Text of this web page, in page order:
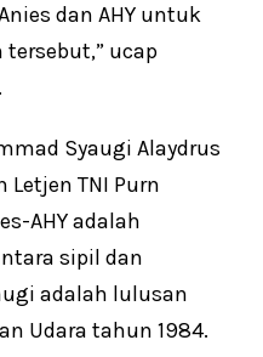
dan AHY untuk
ucap
Syaugi Alaydrus
TNI Purn
AHY adalah
sipil dan
adalah lulusan
Udara tahun 1984.